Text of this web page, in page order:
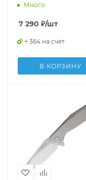
Много
7 290 ₽/шт
+ 364 на счет
В КОРЗИНУ